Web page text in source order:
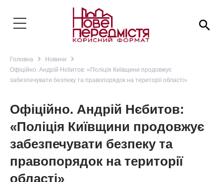
search
Головна navigate_next Новини navigate_next
Офіційно. Андрій Нєбитов: «Поліція Київщини продовжує
забезпечувати безпеку та правопорядок на території області»
Офіційно. Андрій Нєбитов:
«Поліція Київщини продовжує
забезпечувати безпеку та
правопорядок на території
області»